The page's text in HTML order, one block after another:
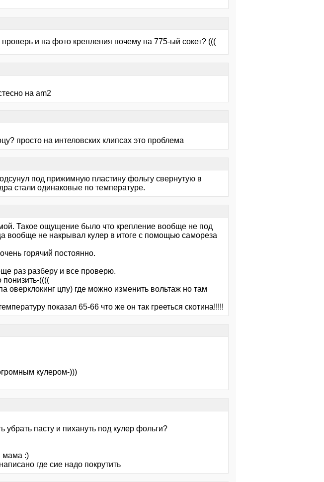
и на фото крепления почему на 775-ый сокет? (((
на am2
просто на интеловских клипсах это проблема
под прижимную пластину фольгу свернутую в
стали одинаковые по температуре.
Такое ощущение было что крепление вообще не под
вообще не накрывал кулер в итоге с помощью самореза
горячий постоянно.
раз разберу и все проверю.
понизить-((((
оверклокинг цпу) где можно изменить вольтаж но там
показал 65-66 что же он так грееться скотина!!!!!
кулером-)))
убрать пасту и пихануть под кулер фольги?
мама :)
где сие надо покрутить